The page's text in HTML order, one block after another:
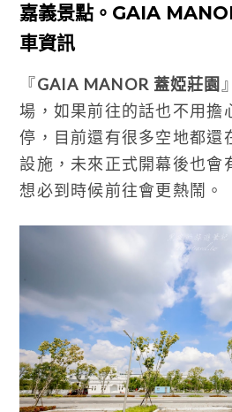
嘉義景點。GAIA
車資訊
『GAIA MANOR 蓋婭莊園
場，如果前往的話也不用擔
停，目前還有很多空地都還
設施，未來正式開幕後也會
想必到時候前往會更熱鬧。